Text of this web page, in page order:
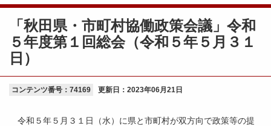
「秋田県・市町村協働政策会議」令和
５年度第１回総会（令和５年５月３１
日）
コンテンツ番号：74169 更新日： 2023年06月21日
令和５年５月３１日（水）に県と市町村が双方向で政策等の提